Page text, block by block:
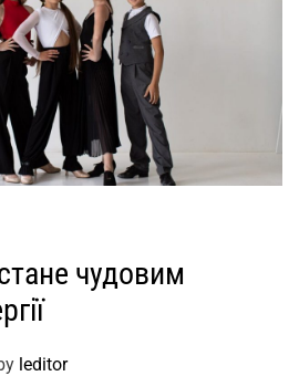
чудовим
leditor